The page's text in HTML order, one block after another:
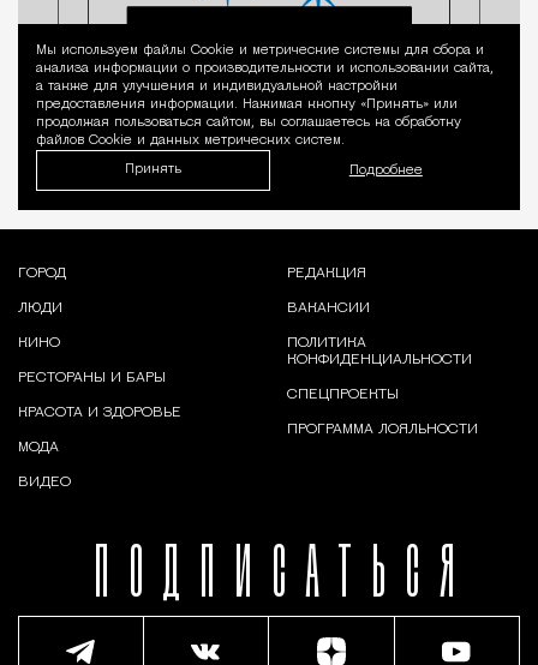
Уведомление
Мы используем файлы Сookie и метрические системы для сбора и
анализа информации о производительности и использовании сайта,
а также для улучшения и индивидуальной настройки
предоставления информации. Нажимая кнопку «Принять» или
продолжая пользоваться сайтом, вы соглашаетесь на обработку
файлов Cookie и данных метрических систем.
Принять Подробнее
ПОДПИСАТЬСЯ
ГОРОД
ЛЮДИ
КИНО
РЕСТОРАНЫ И БАРЫ
КРАСОТА И ЗДОРОВЬЕ
МОДА
ВИДЕО
РЕДАКЦИЯ
ВАКАНСИИ
ПОЛИТИКА
КОНФИДЕНЦИАЛЬНОСТИ
СПЕЦПРОЕКТЫ
ПРОГРАММА ЛОЯЛЬНОСТИ